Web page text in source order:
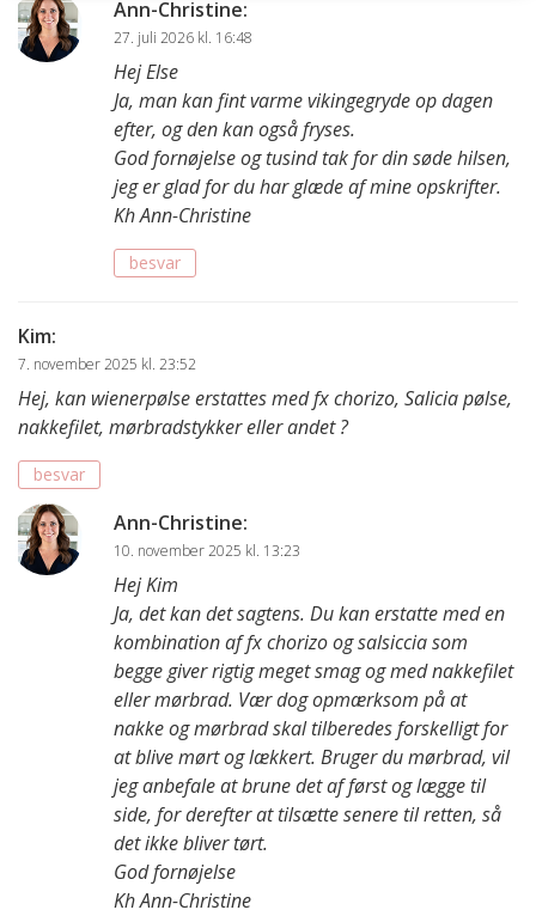
Ann-Christine:
27. juli 2026 kl. 16:48
Hej Else
Ja, man kan fint varme vikingegryde op dagen
efter, og den kan også fryses.
God fornøjelse og tusind tak for din søde hilsen,
jeg er glad for du har glæde af mine opskrifter.
Kh Ann-Christine
besvar
Kim:
7. november 2025 kl. 23:52
Hej, kan wienerpølse erstattes med fx chorizo, Salicia pølse,
nakkefilet, mørbradstykker eller andet ?
besvar
Ann-Christine:
10. november 2025 kl. 13:23
Hej Kim
Ja, det kan det sagtens. Du kan erstatte med en
kombination af fx chorizo og salsiccia som
begge giver rigtig meget smag og med nakkefilet
eller mørbrad. Vær dog opmærksom på at
nakke og mørbrad skal tilberedes forskelligt for
at blive mørt og lækkert. Bruger du mørbrad, vil
jeg anbefale at brune det af først og lægge til
side, for derefter at tilsætte senere til retten, så
det ikke bliver tørt.
God fornøjelse
Kh Ann-Christine